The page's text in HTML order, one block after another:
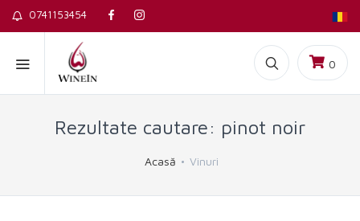
0741153454
0
Rezultate cautare: pinot noir
Acasă Vinuri